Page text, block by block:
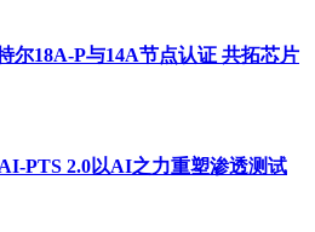
尔18A-P与14A节点认证 共拓芯片
PTS 2.0以AI之力重塑渗透测试